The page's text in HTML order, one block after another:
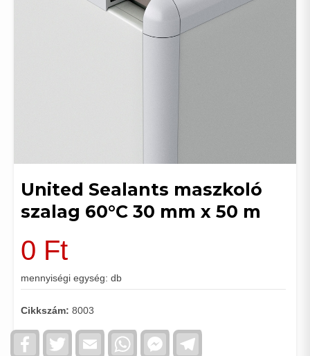
United Sealants maszkoló
szalag 60°C 30 mm x 50 m
0 Ft
mennyiségi egység: db
Cikkszám: 8003
FacebookTwitter Email WhatsAppFacebook
Messenger